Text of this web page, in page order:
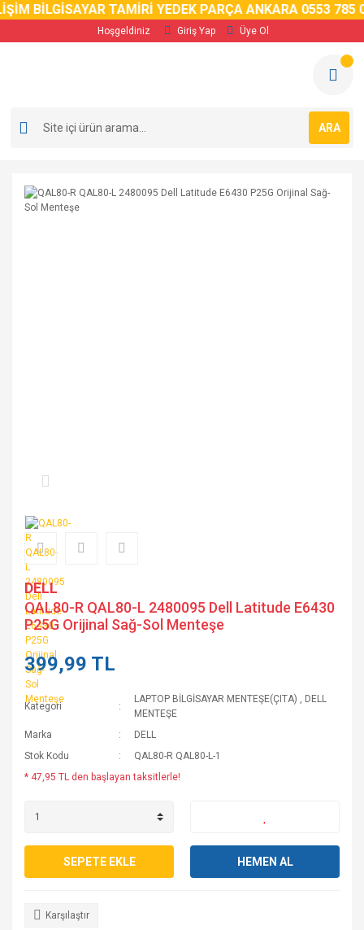
BİLGİSAYAR TAMİRİ YEDEK PARÇA ANKARA 0553 785 02
Hoşgeldiniz Giriş Yap Üye Ol
ARA
DELL
QAL80-R QAL80-L 2480095 Dell Latitude E6430
P25G Orijinal Sağ-Sol Menteşe
399,99 TL
Kategori
LAPTOP BİLGİSAYAR MENTEŞE(ÇITA) , DELL
MENTEŞE
Marka
DELL
Stok Kodu
QAL80-R QAL80-L-1
* 47,95 TL den başlayan taksitlerle!
SEPETE EKLE HEMEN AL
Karşılaştır